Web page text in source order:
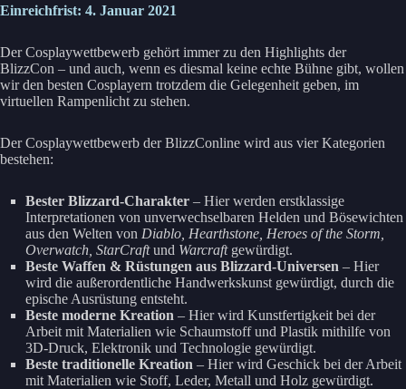
Einreichfrist: 4. Januar 2021
Der Cosplaywettbewerb gehört immer zu den Highlights der
BlizzCon – und auch, wenn es diesmal keine echte Bühne gibt, wollen
wir den besten Cosplayern trotzdem die Gelegenheit geben, im
virtuellen Rampenlicht zu stehen.
Der Cosplaywettbewerb der BlizzConline wird aus vier Kategorien
bestehen:
Bester Blizzard-Charakter – Hier werden erstklassige
Interpretationen von unverwechselbaren Helden und Bösewichten
aus den Welten von Diablo, Hearthstone, Heroes of the Storm,
Overwatch, StarCraftund Warcraftgewürdigt.
Beste Waffen & Rüstungen aus Blizzard-Universen – Hier
wird die außerordentliche Handwerkskunst gewürdigt, durch die
epische Ausrüstung entsteht.
Beste moderne Kreation – Hier wird Kunstfertigkeit bei der
Arbeit mit Materialien wie Schaumstoff und Plastik mithilfe von
3D-Druck, Elektronik und Technologie gewürdigt.
Beste traditionelle Kreation – Hier wird Geschick bei der Arbeit
mit Materialien wie Stoff, Leder, Metall und Holz gewürdigt.